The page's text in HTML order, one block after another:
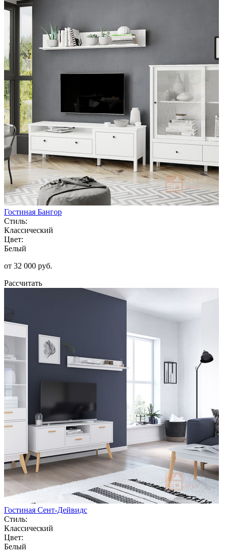
Гостиная Бангор
Стиль:
Классический
Цвет:
Белый
от 32 000 руб.
Рассчитать
Гостиная Сент-Дейвидс
Стиль:
Классический
Цвет:
Белый